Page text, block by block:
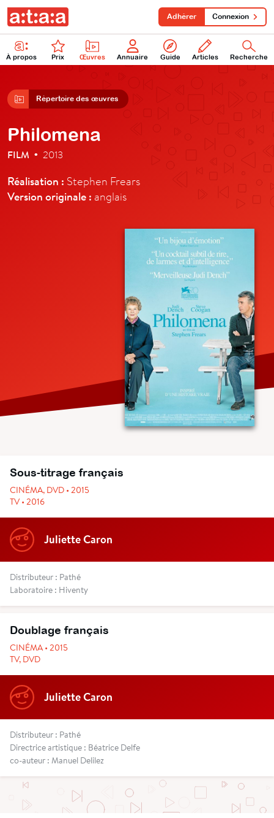
À propos Prix Œuvres Annuaire Guide Articles Recherche
Adhérer Connexion
Répertoire des œuvres
Philomena
FILM • 2013
Réalisation : Stephen Frears
Version originale : anglais
Sous-titrage français
CINÉMA, DVD • 2015
TV • 2016
Juliette Caron
Distributeur : Pathé
Laboratoire : Hiventy
Doublage français
CINÉMA • 2015
TV, DVD
Juliette Caron
Distributeur : Pathé
Directrice artistique : Béatrice Delfe
co-auteur : Manuel Delilez